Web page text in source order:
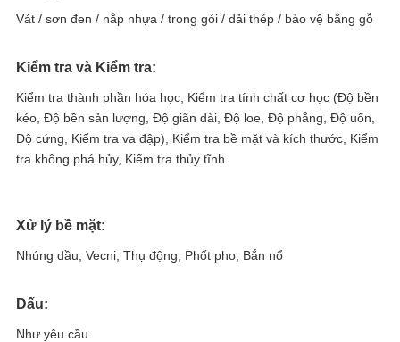
Vát / sơn đen / nắp nhựa / trong gói / dải thép / bảo vệ bằng gỗ
Kiểm tra và Kiểm tra:
Kiểm tra thành phần hóa học, Kiểm tra tính chất cơ học (Độ bền
kéo, Độ bền sản lượng, Độ giãn dài, Độ loe, Độ phẳng, Độ uốn,
Độ cứng, Kiểm tra va đập), Kiểm tra bề mặt và kích thước, Kiểm
tra không phá hủy, Kiểm tra thủy tĩnh.
Xử lý bề mặt:
Nhúng dầu, Vecni, Thụ động, Phốt pho, Bắn nổ
Dấu:
Như yêu cầu.